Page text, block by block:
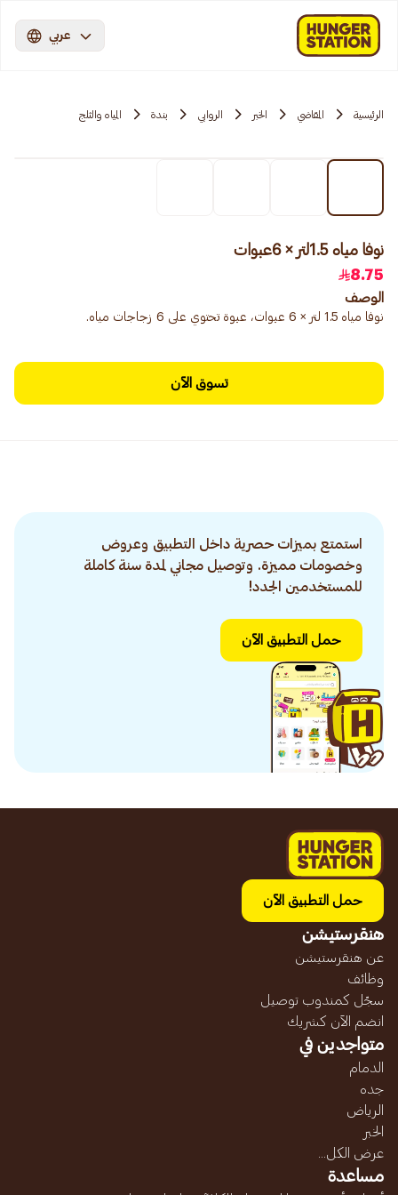
عربي
الرئيسية المقاضي الخبر الروابي بندة المياه والثلج
نوفا مياه 1.5لتر × 6عبوات
8.75
الوصف
نوفا مياه 1.5 لتر × 6 عبوات، عبوة تحتوي على 6 زجاجات مياه.
تسوق الآن
استمتع بميزات حصرية داخل التطبيق وعروض
وخصومات مميزة. وتوصيل مجاني لمدة سنة كاملة
للمستخدمين الجدد!
حمل التطبيق الآن
حمل التطبيق الآن
هنقرستيشن
عن هنقرستيشن
وظائف
سجّل كمندوب توصيل
انضم الآن كشريك
متواجدين في
الدمام
جده
الرياض
الخبر
عرض الكل...
مساعدة